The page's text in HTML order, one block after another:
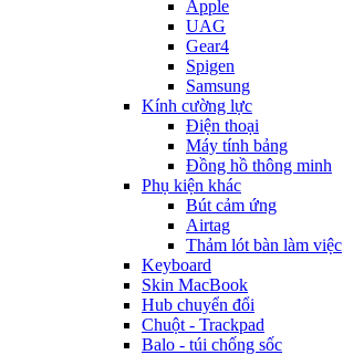
Apple
UAG
Gear4
Spigen
Samsung
Kính cường lực
Điện thoại
Máy tính bảng
Đồng hồ thông minh
Phụ kiện khác
Bút cảm ứng
Airtag
Thảm lót bàn làm việc
Keyboard
Skin MacBook
Hub chuyển đổi
Chuột - Trackpad
Balo - túi chống sốc